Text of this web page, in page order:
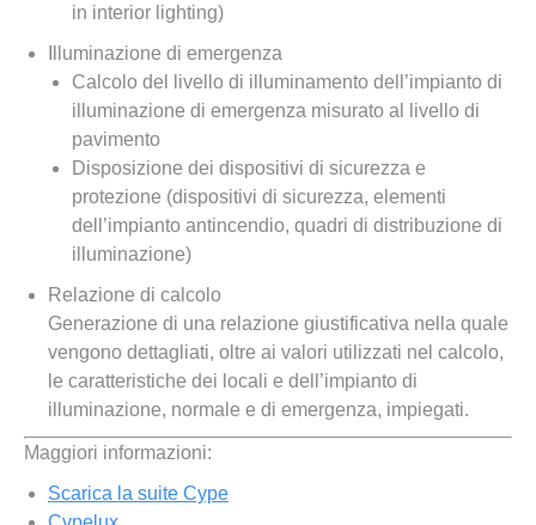
in interior lighting)
Illuminazione di emergenza
Calcolo del livello di illuminamento dell’impianto di
illuminazione di emergenza misurato al livello di
pavimento
Disposizione dei dispositivi di sicurezza e
protezione (dispositivi di sicurezza, elementi
dell’impianto antincendio, quadri di distribuzione di
illuminazione)
Relazione di calcolo
Generazione di una relazione giustificativa nella quale
vengono dettagliati, oltre ai valori utilizzati nel calcolo,
le caratteristiche dei locali e dell’impianto di
illuminazione, normale e di emergenza, impiegati.
Maggiori informazioni:
Scarica la suite Cype